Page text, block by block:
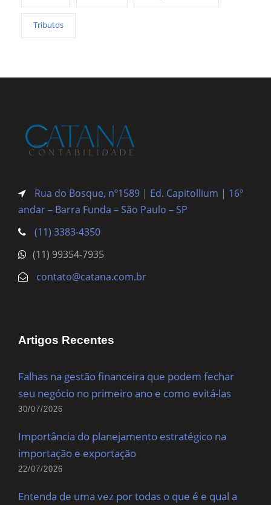
Tributos
Rua do Bosque, nº1589 | Ed. Capitollium | 16º
andar – Barra Funda – São Paulo – SP
(11) 3383-4350
(11) 99354-7935
contato@catana.com.br
Artigos Recentes
Falhas na gestão financeira que podem fechar
seu negócio no primeiro ano e como evitá-las
30/07/2026
Importância do planejamento estratégico na
importação e exportação
22/07/2026
Entenda de uma vez por todas o que é e qual a